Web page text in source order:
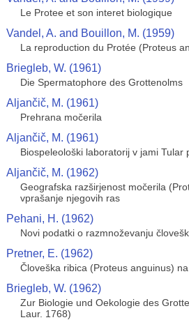
Le Protee et son interet biologique
Vandel, A. and Bouillon, M. (1959)
La reproduction du Protée (Proteus
Briegleb, W. (1961)
Die Spermatophore des Grottenolms
Aljančič, M. (1961)
Prehrana močerila
Aljančič, M. (1961)
Biospeleološki laboratorij v jami Tular
Aljančič, M. (1962)
Geografska razširjenost močerila
vprašanje njegovih ras
Pehani, H. (1962)
Novi podatki o razmnoževanju
Pretner, E. (1962)
Človeška ribica (Proteus anguinus)
Briegleb, W. (1962)
Zur Biologie und Oekologie des
Laur. 1768)